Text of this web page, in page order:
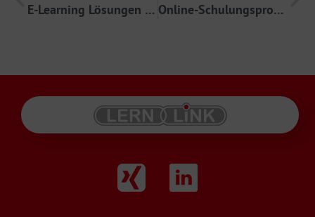
E-Learning Lösungen im Bereich Qualitätskontrolle und Management
Online-Schulungsprogramme für Arbeitssicherheit